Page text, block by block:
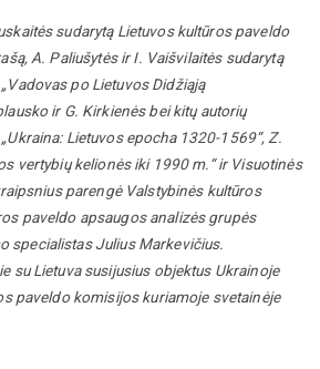
sudarytą Lietuvos kultūros paveldo
A. Paliušytės ir I. Vaišvilaitės sudarytą
po Lietuvos Didžiąją
ir G. Kirkienės bei kitų autorių
Lietuvos epocha 1320-1569“, Z.
vertybių kelionės iki 1990 m.“ ir Visuotinės
parengė Valstybinės kultūros
paveldo apsaugos analizės grupės
specialistas Julius Markevičius.
su Lietuva susijusius objektus Ukrainoje
paveldo komisijos kuriamoje svetainėje